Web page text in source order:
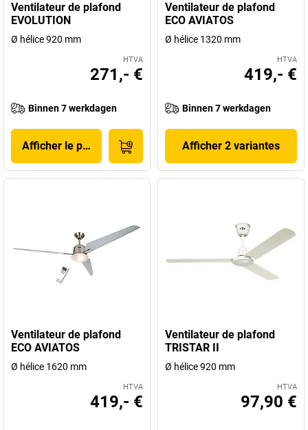
Ventilateur de plafond
EVOLUTION
Ø hélice 920 mm
HTVA
271,- €
Binnen 7 werkdagen
Afficher le produit
Ventilateur de plafond
ECO AVIATOS
Ø hélice 1320 mm
HTVA
419,- €
Binnen 7 werkdagen
Afficher 2 variantes
Ventilateur de plafond
ECO AVIATOS
Ø hélice 1620 mm
HTVA
419,- €
Ventilateur de plafond
TRISTAR II
Ø hélice 920 mm
HTVA
97,90 €